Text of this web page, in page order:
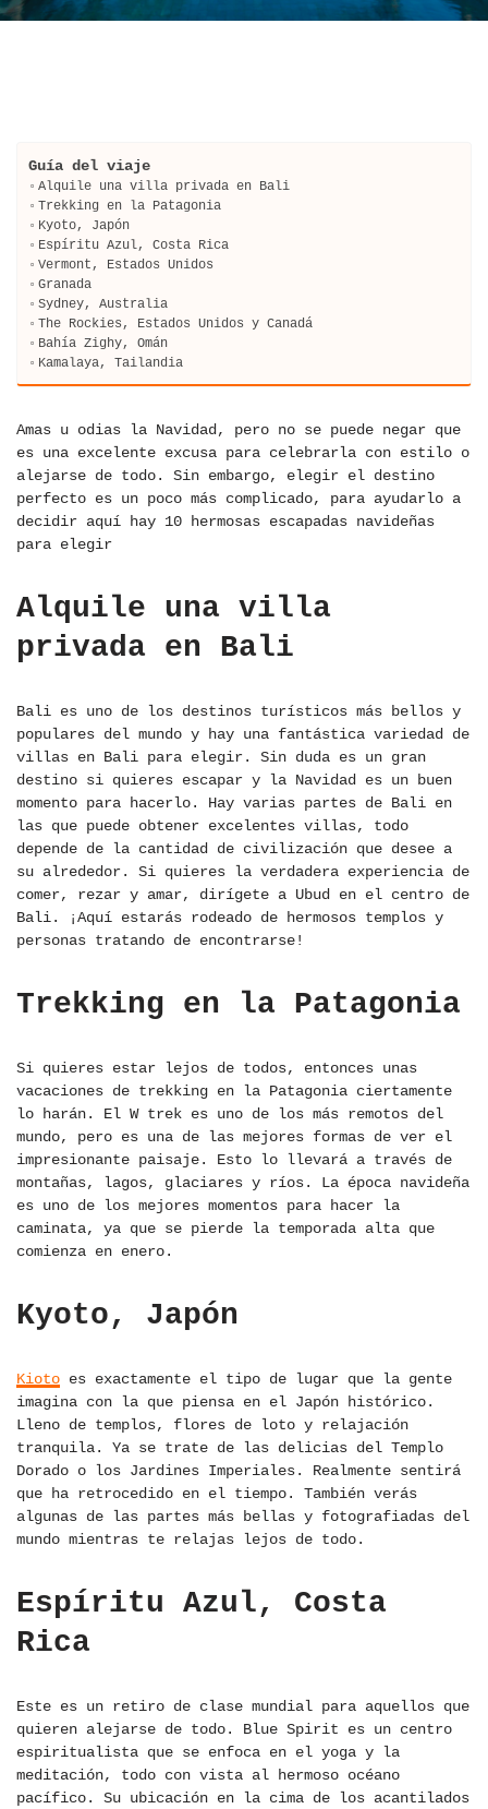
Guía del viaje
Alquile una villa privada en Bali
Trekking en la Patagonia
Kyoto, Japón
Espíritu Azul, Costa Rica
Vermont, Estados Unidos
Granada
Sydney, Australia
The Rockies, Estados Unidos y Canadá
Bahía Zighy, Omán
Kamalaya, Tailandia
Amas u odias la Navidad, pero no se puede negar que
es una excelente excusa para celebrarla con estilo o
alejarse de todo. Sin embargo, elegir el destino
perfecto es un poco más complicado, para ayudarlo a
decidir aquí hay 10 hermosas escapadas navideñas
para elegir
Alquile una villa
privada en Bali
Bali es uno de los destinos turísticos más bellos y
populares del mundo y hay una fantástica variedad de
villas en Bali para elegir. Sin duda es un gran
destino si quieres escapar y la Navidad es un buen
momento para hacerlo. Hay varias partes de Bali en
las que puede obtener excelentes villas, todo
depende de la cantidad de civilización que desee a
su alrededor. Si quieres la verdadera experiencia de
comer, rezar y amar, dirígete a Ubud en el centro de
Bali. ¡Aquí estarás rodeado de hermosos templos y
personas tratando de encontrarse!
Trekking en la Patagonia
Si quieres estar lejos de todos, entonces unas
vacaciones de trekking en la Patagonia ciertamente
lo harán. El W trek es uno de los más remotos del
mundo, pero es una de las mejores formas de ver el
impresionante paisaje. Esto lo llevará a través de
montañas, lagos, glaciares y ríos. La época navideña
es uno de los mejores momentos para hacer la
caminata, ya que se pierde la temporada alta que
comienza en enero.
Kyoto, Japón
Kioto es exactamente el tipo de lugar que la gente
imagina con la que piensa en el Japón histórico.
Lleno de templos, flores de loto y relajación
tranquila. Ya se trate de las delicias del Templo
Dorado o los Jardines Imperiales. Realmente sentirá
que ha retrocedido en el tiempo. También verás
algunas de las partes más bellas y fotografiadas del
mundo mientras te relajas lejos de todo.
Espíritu Azul, Costa
Rica
Este es un retiro de clase mundial para aquellos que
quieren alejarse de todo. Blue Spirit es un centro
espiritualista que se enfoca en el yoga y la
meditación, todo con vista al hermoso océano
pacífico. Su ubicación en la cima de los acantilados